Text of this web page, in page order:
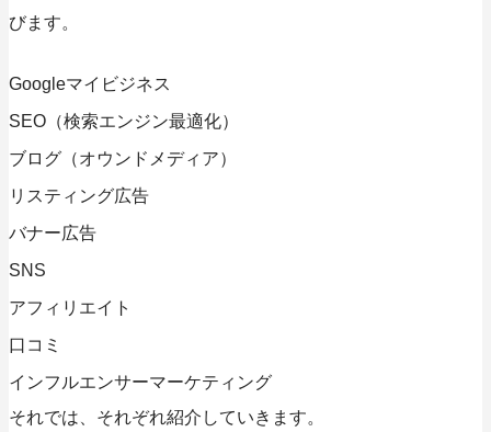
びます。
Googleマイビジネス
SEO（検索エンジン最適化）
ブログ（オウンドメディア）
リスティング広告
バナー広告
SNS
アフィリエイト
口コミ
インフルエンサーマーケティング
それでは、それぞれ紹介していきます。